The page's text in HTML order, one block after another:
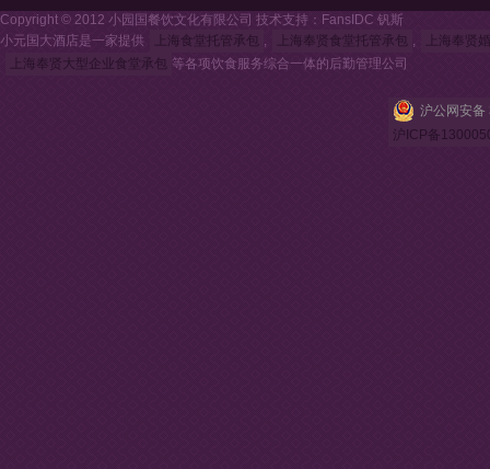
Copyright © 2012 小园国餐饮文化有限公司 技术支持：FansIDC 钒斯
小元国大酒店是一家提供
上海食堂托管承包 , 上海奉贤食堂托管承包 ,
上海奉贤
上海奉贤大型企业食堂承包 等各项饮食服务综合一体的后勤管理公司
沪公网安
沪ICP备